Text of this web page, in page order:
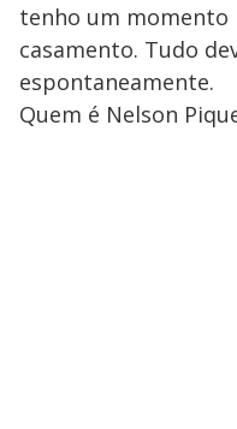
tenho um momento
casamento. Tudo
espontaneamente.
Quem é Nelson